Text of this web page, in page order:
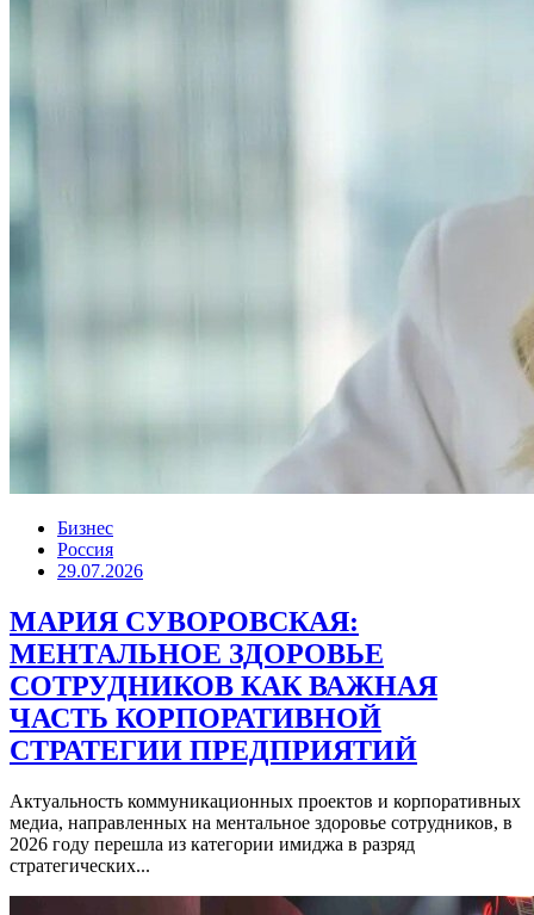
Бизнес
Россия
29.07.2026
МАРИЯ СУВОРОВСКАЯ:
МЕНТАЛЬНОЕ ЗДОРОВЬЕ
СОТРУДНИКОВ КАК ВАЖНАЯ
ЧАСТЬ КОРПОРАТИВНОЙ
СТРАТЕГИИ ПРЕДПРИЯТИЙ
Актуальность коммуникационных проектов и корпоративных
медиа, направленных на ментальное здоровье сотрудников, в
2026 году перешла из категории имиджа в разряд
стратегических...